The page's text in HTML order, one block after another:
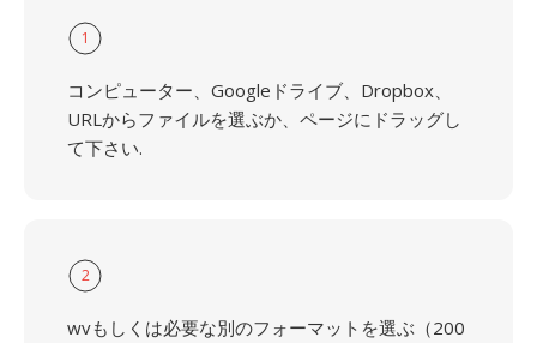
1
コンピューター、Googleドライブ、Dropbox、
URLからファイルを選ぶか、ページにドラッグし
て下さい.
2
wvもしくは必要な別のフォーマットを選ぶ（200